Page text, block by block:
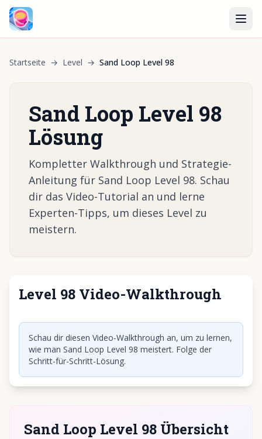
Startseite → Level → Sand Loop Level 98
Sand Loop Level 98
Lösung
Kompletter Walkthrough und Strategie-
Anleitung für Sand Loop Level 98. Schau
dir das Video-Tutorial an und lerne
Experten-Tipps, um dieses Level zu
meistern.
Level 98 Video-Walkthrough
Klicken, um Video abzuspielen
Schau dir diesen Video-Walkthrough an, um zu lernen,
wie man Sand Loop Level 98 meistert. Folge der
Schritt-für-Schritt-Lösung.
Sand Loop Level 98 Übersicht